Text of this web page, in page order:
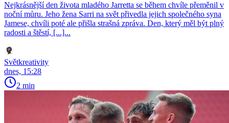
Nejkrásnější den života mladého Jarretta se během chvíle přeměnil v
noční můru. Jeho žena Sarri na svět přivedla jejich společného syna
Jamese, chvíli poté ale přišla strašná zpráva. Den, který měl být plný
radosti a štěstí, [...]...
Světkreativity
dnes, 15:28
2 min